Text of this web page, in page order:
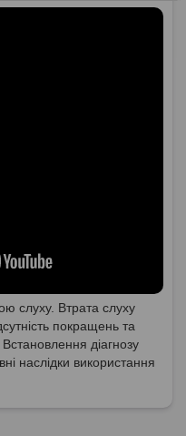
слуху. Втрата слуху
покращень та
діагнозу
наслідки використання